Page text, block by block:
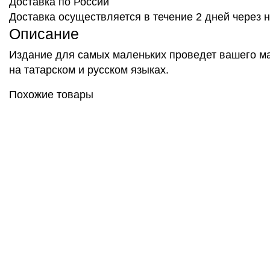
Доставка осуществляется в течение 2 дней
Описание
Издание для самых маленьких проведет вашего
на татарском и русском языках.
Похожие товары